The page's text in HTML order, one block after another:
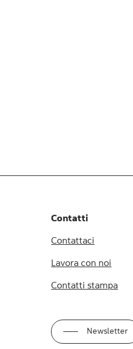
Contatti
Contattaci
Lavora con noi
Contatti stampa
Newsletter